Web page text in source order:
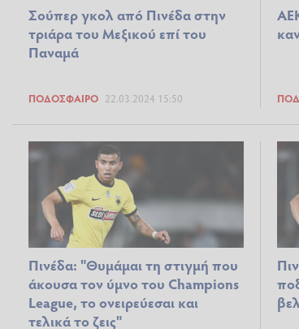
Σούπερ γκολ από Πινέδα στην
τριάρα του Μεξικού επί του
Παναμά
ΠΟΔΌΣΦΑΙΡΟ 22.03.2024 15:50
Πινέδα: "Θυμάμαι τη στιγμή που
άκουσα τον ύμνο του Champions
League, το ονειρεύεσαι και
τελικά το ζεις"